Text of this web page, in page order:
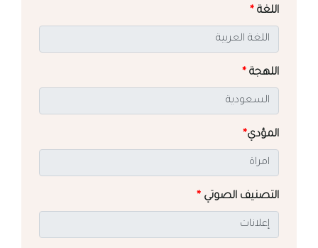
اللغة *
اللهجة *
المؤدي*
التصنيف الصوتي *